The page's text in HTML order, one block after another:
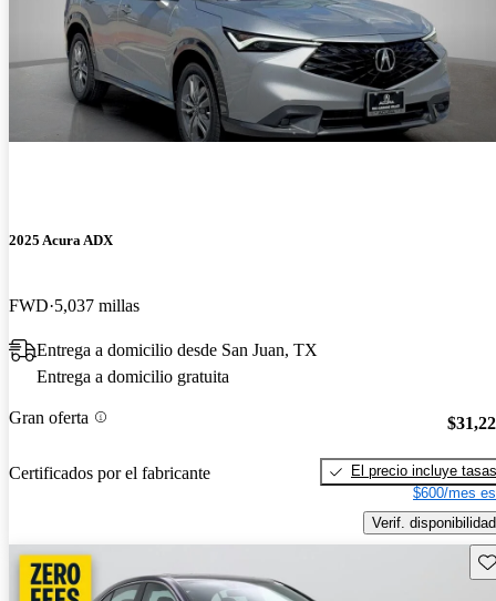
2025 Acura ADX
FWD 5,037 millas
Entrega a domicilio desde San Juan, TX
Entrega a domicilio gratuita
Gran oferta
Certificados por el fabricante
El precio incluye tasas
$600/mes
Verif. disponibilidad